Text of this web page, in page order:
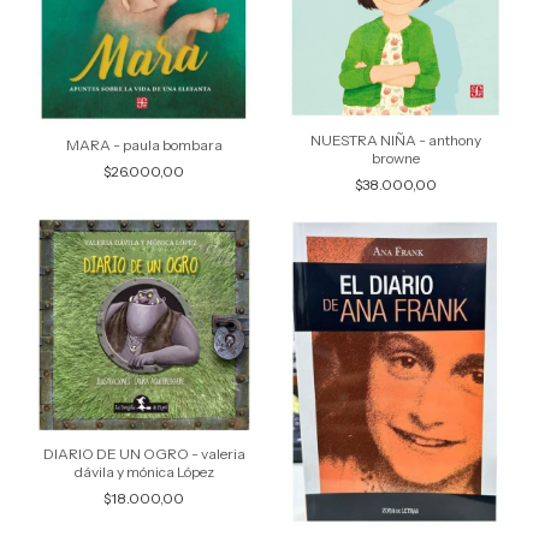
MARA - paula bombara
$26.000,00
NUESTRA NIÑA - anthony
browne
$38.000,00
DIARIO DE UN OGRO - valeria
dávila y mónica López
$18.000,00